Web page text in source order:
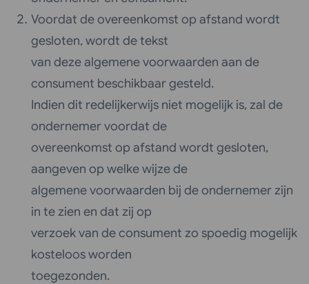
Voordat de overeenkomst op afstand wordt
gesloten, wordt de tekst
van deze algemene voorwaarden aan de
consument beschikbaar gesteld.
Indien dit redelijkerwijs niet mogelijk is, zal de
ondernemer voordat de
overeenkomst op afstand wordt gesloten,
aangeven op welke wijze de
algemene voorwaarden bij de ondernemer zijn
in te zien en dat zij op
verzoek van de consument zo spoedig mogelijk
kosteloos worden
toegezonden.